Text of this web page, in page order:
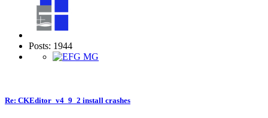
Posts: 1944
Re: CKEditor_v4_9_2 install crashes